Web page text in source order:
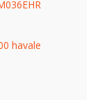
havale